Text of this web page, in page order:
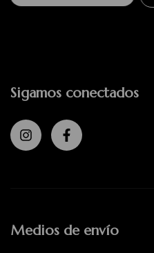
Sigamos conectados
Medios de envío